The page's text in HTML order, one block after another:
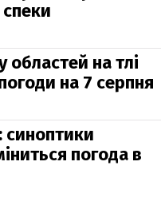
спеки
на тлі
на 7 серпня
синоптики
погода в